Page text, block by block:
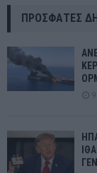
ΠΡΌΣΦΑΤΕΣ